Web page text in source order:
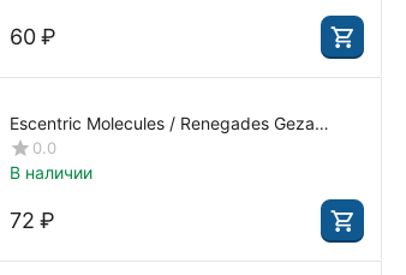
‍60‍ ₽
Escentric Molecules / Renegades Geza
Schoen 260794-T
0.0
В наличии
‍72‍ ₽